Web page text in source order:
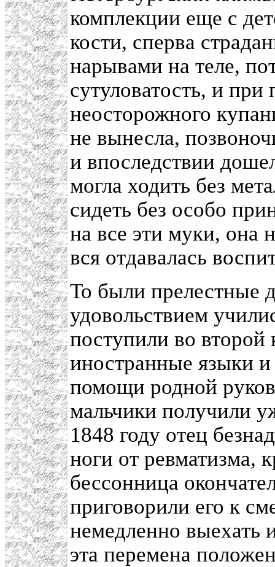
комплекции еще с
кости, сперва
нарывами на теле,
сутуловатость, и
неосторожного
не вынесла,
и впоследствии
могла ходить без
сидеть без особо
на все эти муки, она
вся отдавалась
То были прелестные
удовольствием
поступили во второй
иностранные языки
помощи родной
мальчики получили
1848 году отец
ноги от ревматизма,
бессонница
приговорили его к
немедленно выехать
эта перемена